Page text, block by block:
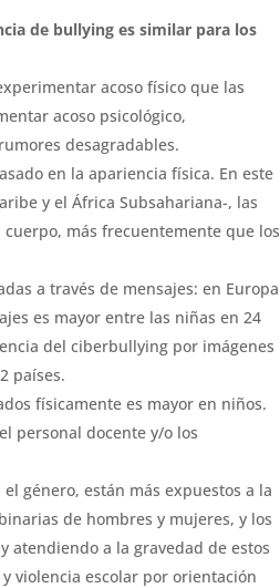
de bullying es similar para los
acoso físico que las
acoso psicológico,
desagradables.
en la apariencia física. En este
y el África Subsahariana-, las
más frecuentemente que los
a través de mensajes: en Europa
es mayor entre las niñas en 24
del ciberbullying por imágenes
países.
físicamente es mayor en niños.
personal docente y/o los
género, están más expuestos a la
de hombres y mujeres, y los
atendiendo a la gravedad de estos
violencia escolar por orientación